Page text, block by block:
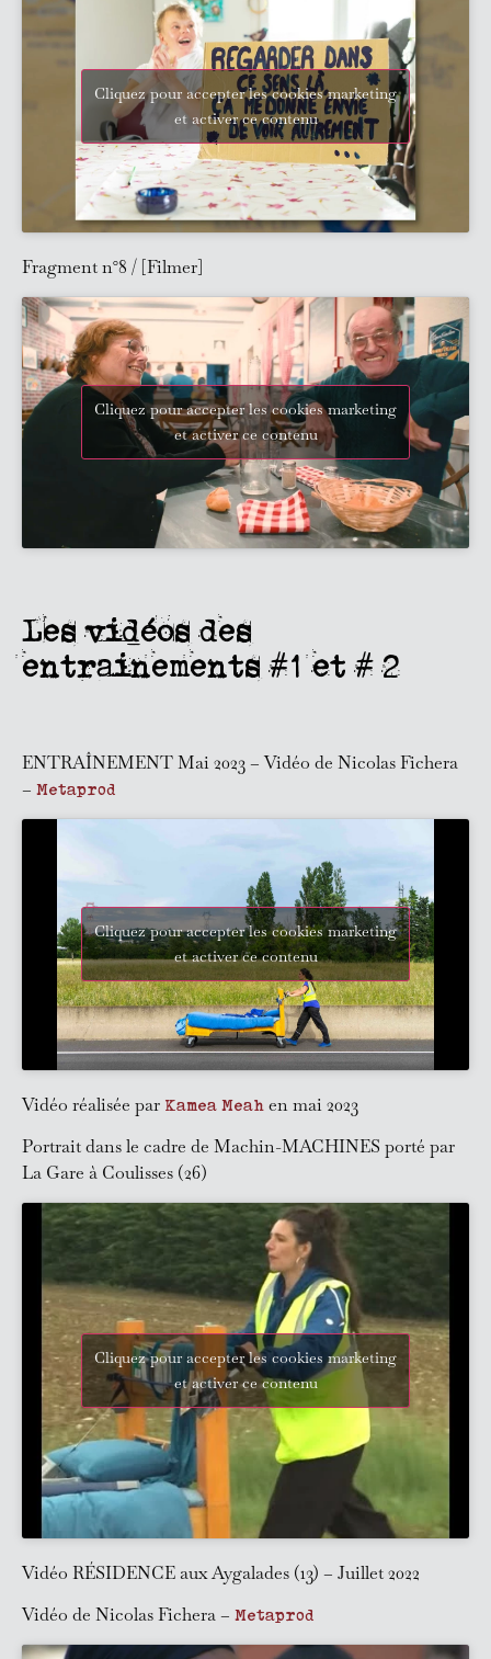
Cliquez pour accepter les cookies marketing
et activer ce contenu
Fragment n°8 / [Filmer]
Cliquez pour accepter les cookies marketing
et activer ce contenu
Les vidéos des
entrainements #1 et # 2
ENTRAÎNEMENT Mai 2023 – Vidéo de Nicolas Fichera
– Metaprod
Cliquez pour accepter les cookies marketing
et activer ce contenu
Vidéo réalisée par Kamea Meah en mai 2023
Portrait dans le cadre de Machin-MACHINES porté par
La Gare à Coulisses (26)
Cliquez pour accepter les cookies marketing
et activer ce contenu
Vidéo RÉSIDENCE aux Aygalades (13) – Juillet 2022
Vidéo de Nicolas Fichera – Metaprod